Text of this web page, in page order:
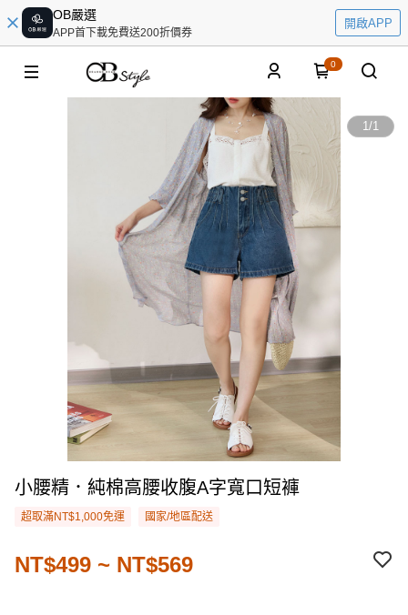
OB嚴選
APP首下載免費送200折價券
開啟APP
0
1/1
小腰精．純棉高腰收腹A字寬口短褲
超取滿NT$1,000免運 國家/地區配送
NT$499 ~ NT$569